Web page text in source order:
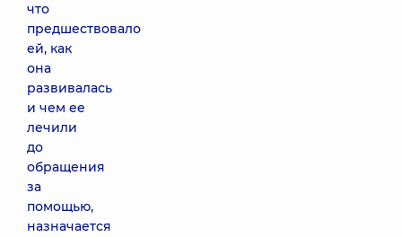
что
предшествовало
ей, как
она
развивалась
и чем ее
лечили
до
обращения
за
помощью,
назначается